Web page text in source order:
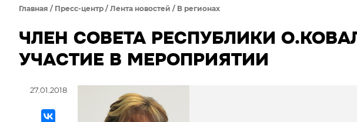
Главная / Пресс-центр / Лента новостей / В регионах
ЧЛЕН СОВЕТА РЕСПУБЛИКИ
УЧАСТИЕ В МЕРОПРИЯТИИ
27.01.2018